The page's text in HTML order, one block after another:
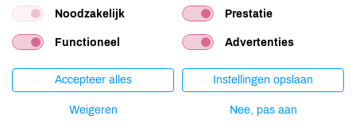
Schaaldieren
niet aanwezig
Selderij
niet aanwezig
niet aanwezig
Noodzakelijk Prestatie
Functioneel Advertenties
Accepteer alles Instellingen opslaan
Weigeren Nee, pas aan